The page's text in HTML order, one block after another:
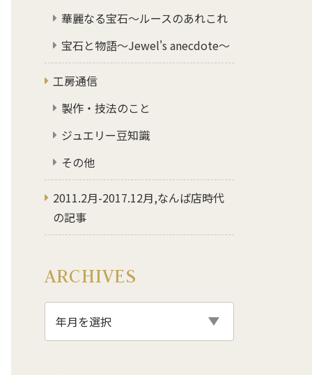
華麗なる宝石～ルースのあれこれ
宝石と物語～Jewel's anecdote～
工房通信
製作・技法のこと
ジュエリー豆知識
その他
2011.2月-2017.12月,なんば店時代
の記事
ARCHIVES